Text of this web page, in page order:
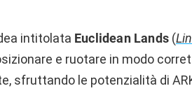
intitolata Euclidean Lands (
e ruotare in modo
sfruttando le potenzialità di